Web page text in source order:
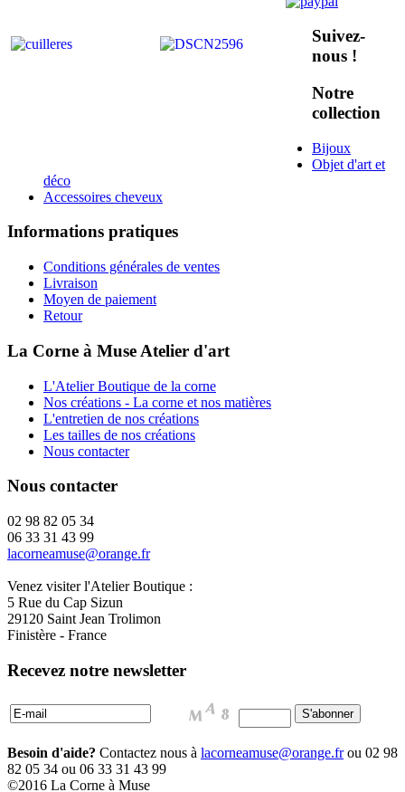
Suivez-
nous !
Notre
collection
Bijoux
Objet d'art et
déco
Accessoires cheveux
Informations pratiques
Conditions générales de ventes
Livraison
Moyen de paiement
Retour
La Corne à Muse Atelier d'art
L'Atelier Boutique de la corne
Nos créations - La corne et nos matières
L'entretien de nos créations
Les tailles de nos créations
Nous contacter
Nous contacter
02 98 82 05 34
06 33 31 43 99
lacorneamuse@orange.fr
Venez visiter l'Atelier Boutique :
5 Rue du Cap Sizun
29120 Saint Jean Trolimon
Finistère - France
Recevez notre newsletter
Besoin d'aide? Contactez nous à lacorneamuse@orange.frou 02 98
82 05 34 ou 06 33 31 43 99
©2016 La Corne à Muse